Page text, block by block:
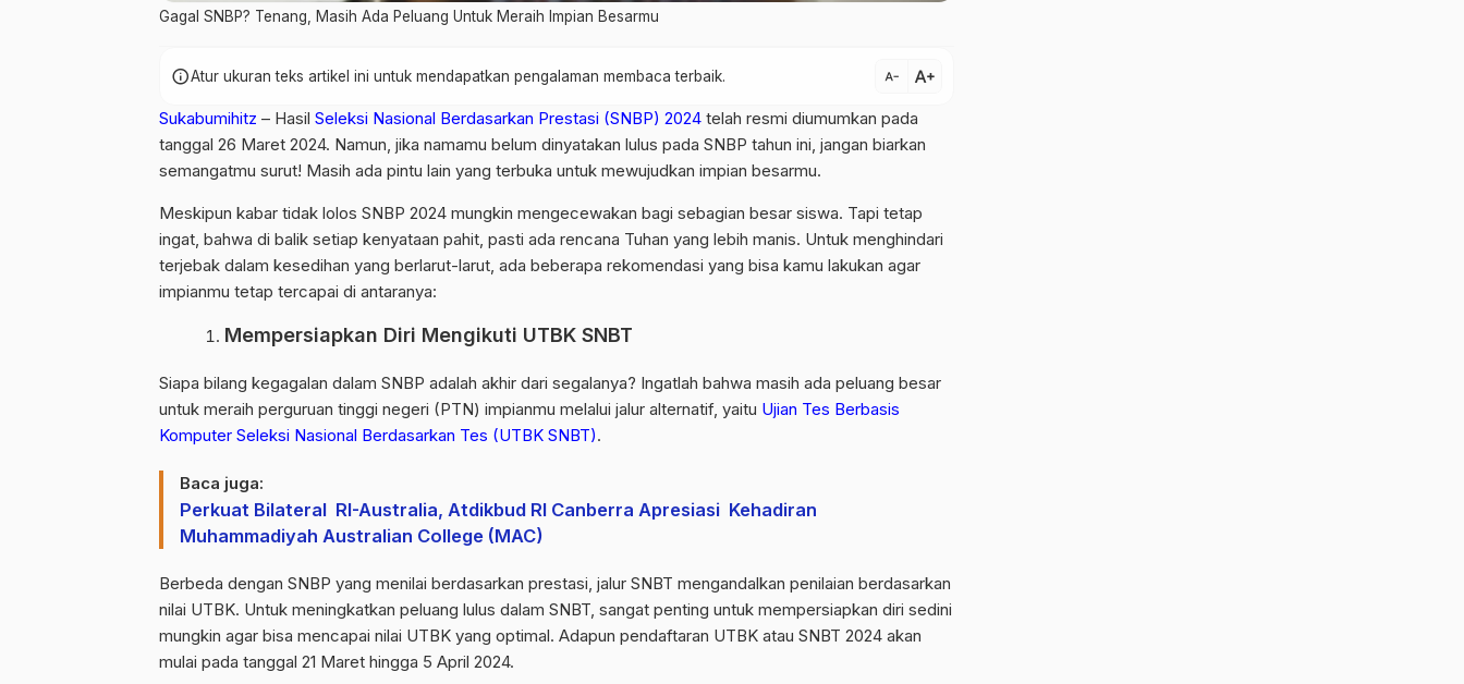
Gagal SNBP? Tenang, Masih Ada Peluang Untuk Meraih Impian Besarmu
infoAtur ukuran teks artikel ini untuk mendapatkan pengalaman membaca terbaik. text_decrease text_increase
Sukabumihitz – Hasil Seleksi Nasional Berdasarkan Prestasi (SNBP) 2024 telah resmi diumumkan pada
tanggal 26 Maret 2024. Namun, jika namamu belum dinyatakan lulus pada SNBP tahun ini, jangan biarkan
semangatmu surut! Masih ada pintu lain yang terbuka untuk mewujudkan impian besarmu.
Meskipun kabar tidak lolos SNBP 2024 mungkin mengecewakan bagi sebagian besar siswa. Tapi tetap
ingat, bahwa di balik setiap kenyataan pahit, pasti ada rencana Tuhan yang lebih manis. Untuk menghindari
terjebak dalam kesedihan yang berlarut-larut, ada beberapa rekomendasi yang bisa kamu lakukan agar
impianmu tetap tercapai di antaranya:
Mempersiapkan Diri Mengikuti UTBK SNBT
Siapa bilang kegagalan dalam SNBP adalah akhir dari segalanya? Ingatlah bahwa masih ada peluang besar
untuk meraih perguruan tinggi negeri (PTN) impianmu melalui jalur alternatif, yaitu Ujian Tes Berbasis
Komputer Seleksi Nasional Berdasarkan Tes (UTBK SNBT).
Baca juga:
Perkuat Bilateral RI-Australia, Atdikbud RI Canberra Apresiasi Kehadiran
Muhammadiyah Australian College (MAC)
Berbeda dengan SNBP yang menilai berdasarkan prestasi, jalur SNBT mengandalkan penilaian berdasarkan
nilai UTBK. Untuk meningkatkan peluang lulus dalam SNBT, sangat penting untuk mempersiapkan diri sedini
mungkin agar bisa mencapai nilai UTBK yang optimal. Adapun pendaftaran UTBK atau SNBT 2024 akan
mulai pada tanggal 21 Maret hingga 5 April 2024.